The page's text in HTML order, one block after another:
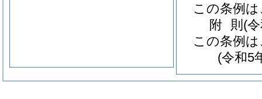
この条例
附 則 (
この条例
(令和5